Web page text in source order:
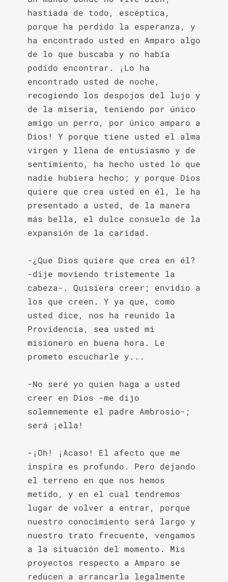
hastiada de todo, escéptica,
porque ha perdido la esperanza, y
ha encontrado usted en Amparo algo
de lo que buscaba y no había
podido encontrar. ¡Lo ha
encontrado usted de noche,
recogiendo los despojos del lujo y
de la miseria, teniendo por único
amigo un perro, por único amparo a
Dios! Y porque tiene usted el alma
virgen y llena de entusiasmo y de
sentimiento, ha hecho usted lo que
nadie hubiera hecho; y porque Dios
quiere que crea usted en él, le ha
presentado a usted, de la manera
más bella, el dulce consuelo de la
expansión de la caridad.
-¿Que Dios quiere que crea en él?
-dije moviendo tristemente la
cabeza-. Quisiera creer; envidio a
los que creen. Y ya que, como
usted dice, nos ha reunido la
Providencia, sea usted mi
misionero en buena hora. Le
prometo escucharle y...
-No seré yo quien haga a usted
creer en Dios -me dijo
solemnemente el padre Ambrosio-;
será ¡ella!
-¡Oh! ¡Acaso! El afecto que me
inspira es profundo. Pero dejando
el terreno en que nos hemos
metido, y en el cual tendremos
lugar de volver a entrar, porque
nuestro conocimiento será largo y
nuestro trato frecuente, vengamos
a la situación del momento. Mis
proyectos respecto a Amparo se
reducen a arrancarla legalmente